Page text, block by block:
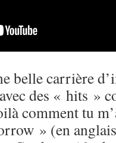
belle carrière
des « hits »
comment tu
» (en